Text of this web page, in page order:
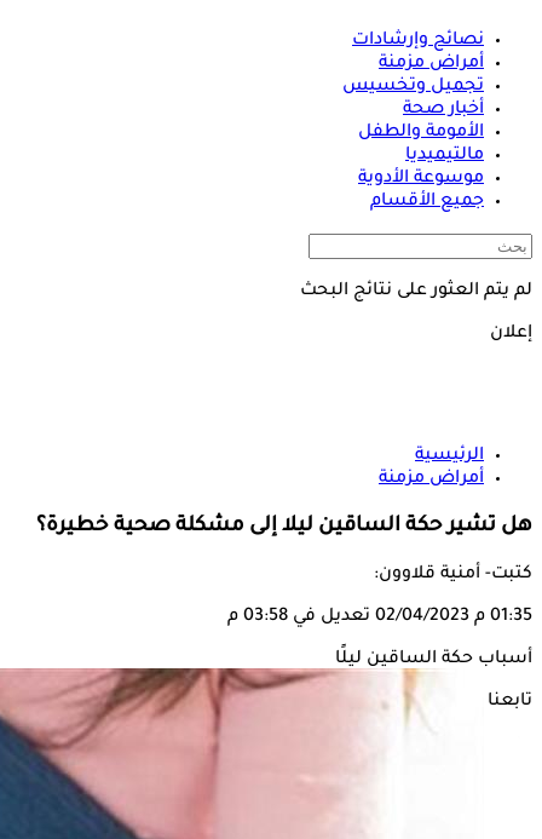
نصائح وإرشادات
أمراض مزمنة
تجميل وتخسيس
أخبار صحة
الأمومة والطفل
مالتيميديا
موسوعة الأدوية
جميع الأقسام
لم يتم العثور على نتائج البحث
إعلان
الرئيسية
أمراض مزمنة
هل تشير حكة الساقين ليلا إلى مشكلة صحية خطيرة؟
كتبت- أمنية قلاوون:
01:35 م 02/04/2023 تعديل في 03:58 م
أسباب حكة الساقين ليلًا
تابعنا على